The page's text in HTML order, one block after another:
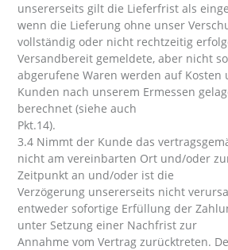
unsererseits gilt die Lieferfrist als
wenn die Lieferung ohne unser
vollständig oder nicht rechtzeitig
Versandbereit gemeldete, aber nicht
abgerufene Waren werden auf Kosten
Kunden nach unserem Ermessen
berechnet (siehe auch
Pkt.14).
3.4 Nimmt der Kunde das
nicht am vereinbarten Ort und/oder
Zeitpunkt an und/oder ist die
Verzögerung unsererseits nicht
entweder sofortige Erfüllung der
unter Setzung einer Nachfrist zur
Annahme vom Vertrag zurücktreten.